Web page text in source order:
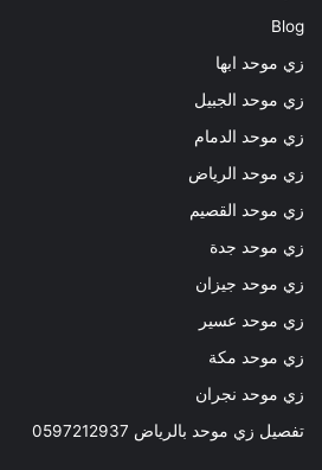
Blog
زي موحد ابها
زي موحد الجبيل
زي موحد الدمام
زي موحد الرياض
زي موحد القصيم
زي موحد جدة
زي موحد جيزان
زي موحد عسير
زي موحد مكة
زي موحد نجران
تفصيل زي موحد بالرياض 0597212937